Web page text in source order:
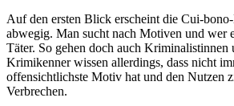
Auf den ersten Blick erscheint die Cui-
abwegig. Man sucht nach Motiven und wer
Täter. So gehen doch auch
Krimikenner wissen allerdings, dass nicht
offensichtlichste Motiv hat und den Nutzen
Verbrechen.